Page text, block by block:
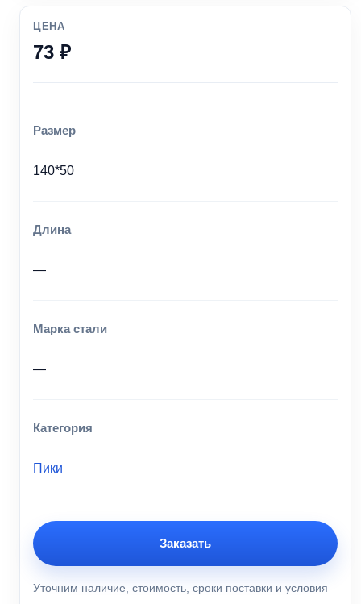
ЦЕНА
73 ₽
Размер
140*50
Длина
—
Марка стали
—
Категория
Пики
Заказать
Уточним наличие, стоимость, сроки поставки и условия